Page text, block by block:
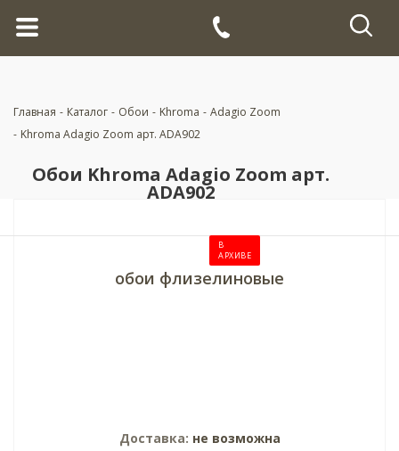
Главная - Каталог - Обои - Khroma - Adagio Zoom
- Khroma Adagio Zoom арт. ADA902
Обои Khroma Adagio Zoom арт.
ADA902
В
АРХИВЕ
обои флизелиновые
Доставка: не возможна